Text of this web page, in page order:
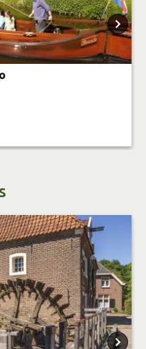
toeristsche
de behoefte om
hebben. Vanaf 2004
plaatsen
en de “Ente” in Lochem,
toeristische
met de “Fute”